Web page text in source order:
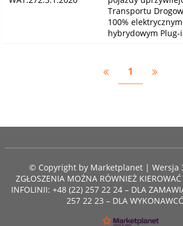
Transportu
100%
hybrydowym Plug-
1
© Copyright by Marketplanet| Wersja
ZGŁOSZENIA MOŻNA RÓWNIEŻ
INFOLINII: +48 (22) 257 22 24 – DLA
257 22 23 – DLA